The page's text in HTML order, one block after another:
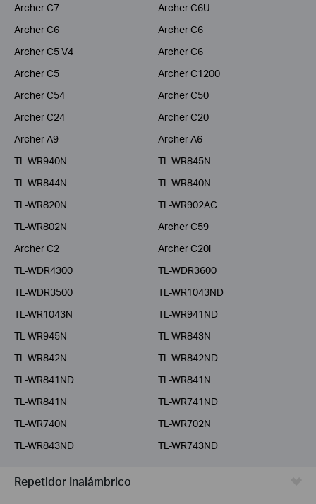
Archer C7
Archer C6U
Archer C6
Archer C6
Archer C5 V4
Archer C6
Archer C5
Archer C1200
Archer C54
Archer C50
Archer C24
Archer C20
Archer A9
Archer A6
TL-WR940N
TL-WR845N
TL-WR844N
TL-WR840N
TL-WR820N
TL-WR902AC
TL-WR802N
Archer C59
Archer C2
Archer C20i
TL-WDR4300
TL-WDR3600
TL-WDR3500
TL-WR1043ND
TL-WR1043N
TL-WR941ND
TL-WR945N
TL-WR843N
TL-WR842N
TL-WR842ND
TL-WR841ND
TL-WR841N
TL-WR841N
TL-WR741ND
TL-WR740N
TL-WR702N
TL-WR843ND
TL-WR743ND
Repetidor Inalámbrico